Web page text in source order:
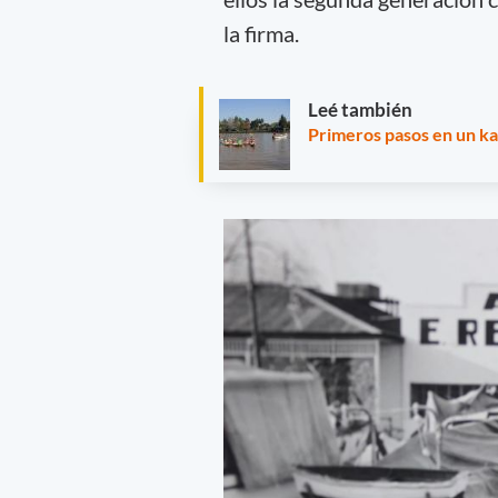
la firma.
Leé también
Primeros pasos en un